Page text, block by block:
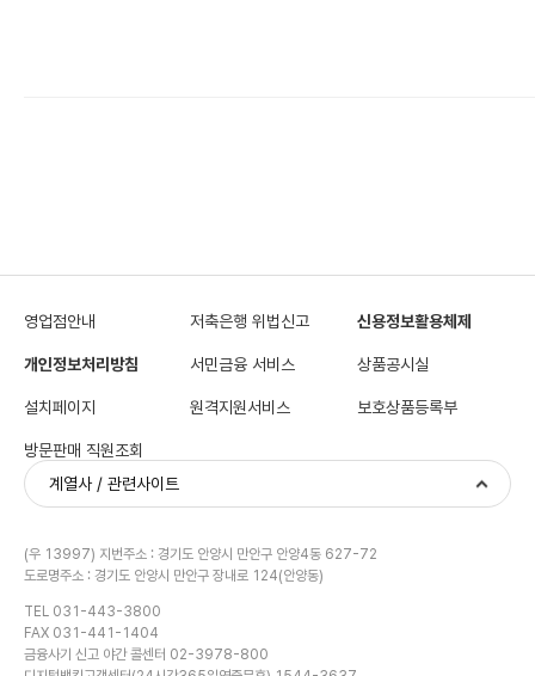
영업점안내 저축은행 위법신고 신용정보활용체제
개인정보처리방침 서민금융 서비스 상품공시실
설치페이지 원격지원서비스 보호상품등록부
방문판매 직원조회
계열사 / 관련사이트
(우 13997) 지번주소 : 경기도 안양시 만안구 안양4동 627-72
도로명주소 : 경기도 안양시 만안구 장내로 124(안양동)
TEL 031-443-3800
FAX 031-441-1404
금융사기 신고 야간 콜센터 02-3978-800